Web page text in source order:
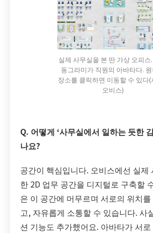
실제 사무실을 본 딴 가상 오피스
동그라미가 직원의 아바타다.
장소를 클릭하면 이동할 수 있다(
오비스)
Q. 어떻게 ‘사무실에서 일하는 듯한
나요?
공간이 핵심입니다. 오비스에선 실제
한 2D 업무 공간을 디지털로 구축할
은 이 공간에 머무르며 서로의 위치
고, 자유롭게 소통할 수 있습니다. 사
션 기능도 추가했어요. 아바타가 서